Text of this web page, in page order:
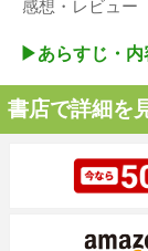
感想・レビュー
▶︎あらすじ・内
書店で詳細を